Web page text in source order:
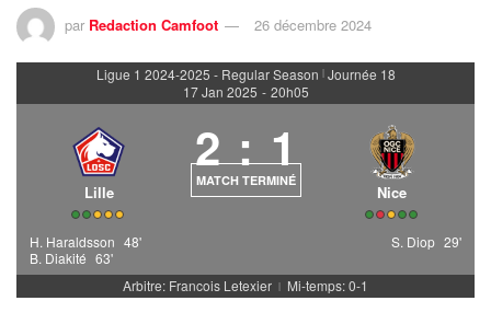
par Redaction Camfoot 26 décembre 2024
Ligue 1 2024-2025 - Regular Season | Journée 18
17 Jan 2025 - 20h05
Lille
2 : 1
MATCH TERMINÉ
Nice
H. Haraldsson 48'
B. Diakité 63'
S. Diop 29'
Arbitre: Francois Letexier | Mi-temps: 0-1